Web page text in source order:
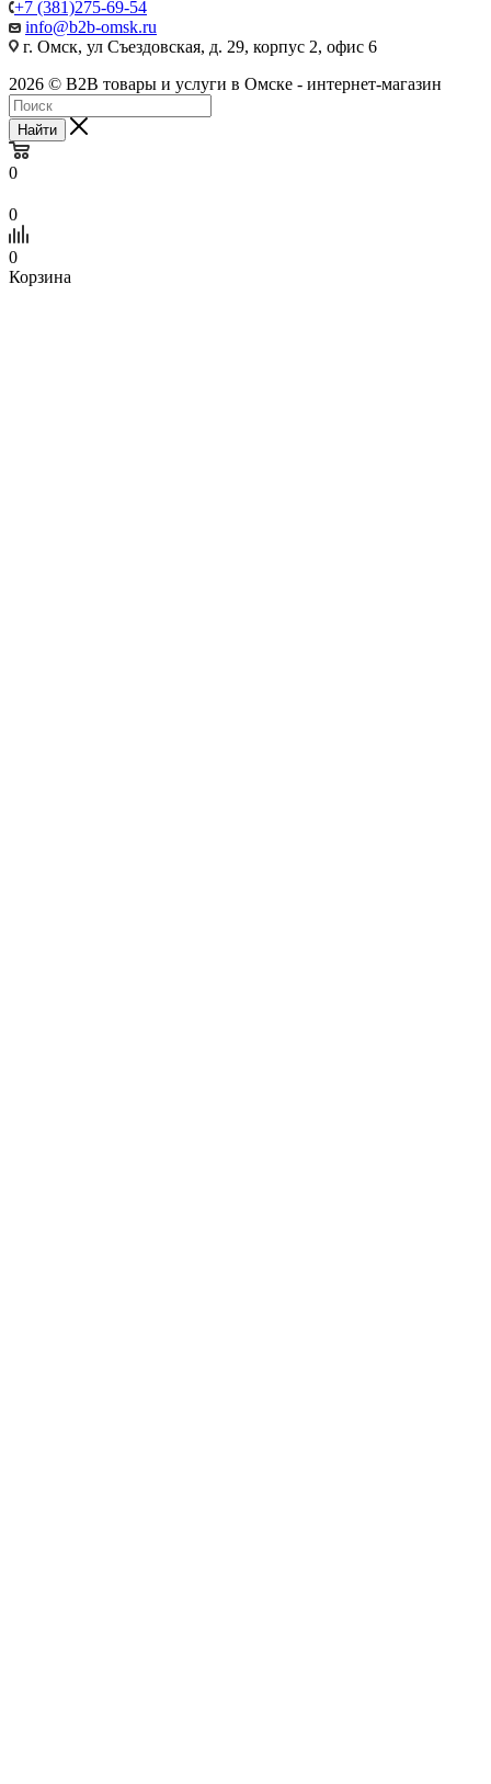
+7 (381)275-69-54
info@b2b-omsk.ru
г. Омск, ул Съездовская, д. 29, корпус 2, офис 6
2026 © B2B товары и услуги в Омске - интернет-магазин
Найти
0
0
0
Корзина